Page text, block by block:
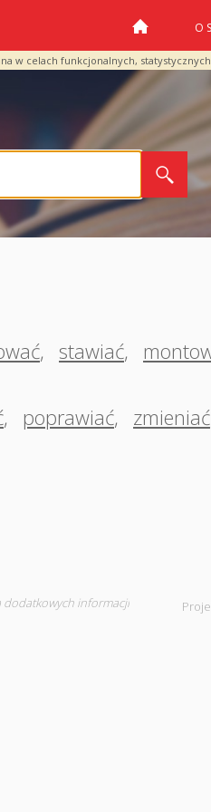
w celach funkcjonalnych,
O
, stawiać,
, poprawiać, zmieniać
dodatkowych informacji